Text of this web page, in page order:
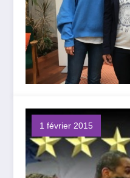
1 février 2015